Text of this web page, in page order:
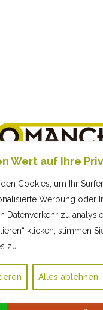
Wert auf Ihre
Cookies, um Ihr
Werbung oder
Datenverkehr zu
klicken, stimmen
zu.
Alles ablehnen
93 892 10 45
Sis, 9, 08794 Les